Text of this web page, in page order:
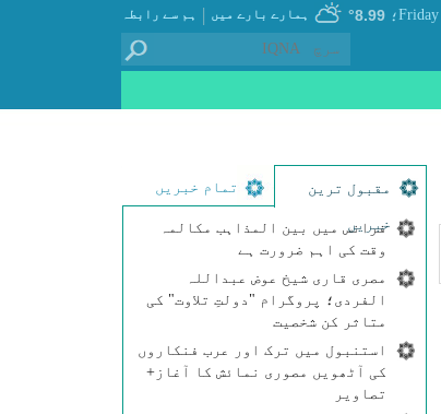
ہم سے رابطہ | ہمارے بارے میں ؛ 8.99°
مقبول ترین
خبریں
تمام خبریں
فرانس میں بین المذاہب مکالمہ
وقت کی اہم ضرورت ہے
مصری قاری شیخ عوض عبداللہ
الفردی؛ پروگرام "دولتِ تلاوت" کی
متاثر کن شخصیت
استنبول میں ترک اور عرب فنکاروں
کی آٹھویں مصوری نمائش کا آغاز+
تصاویر